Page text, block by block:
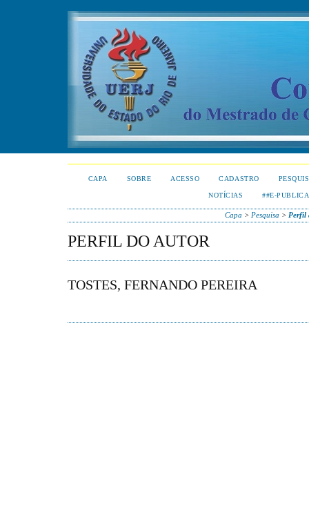
CAPA SOBRE ACESSO CADASTRO
NOTÍCIAS ##E-
Capa > Pesquisa > Perfil
PERFIL DO AUTOR
TOSTES, FERNANDO PEREIRA